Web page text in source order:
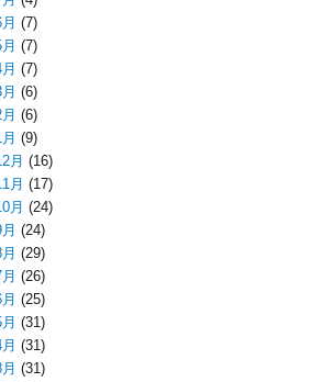
(7)
(7)
(7)
(6)
(6)
(9)
月 (16)
月 (17)
月 (24)
(24)
(29)
(26)
(25)
(31)
(31)
(31)